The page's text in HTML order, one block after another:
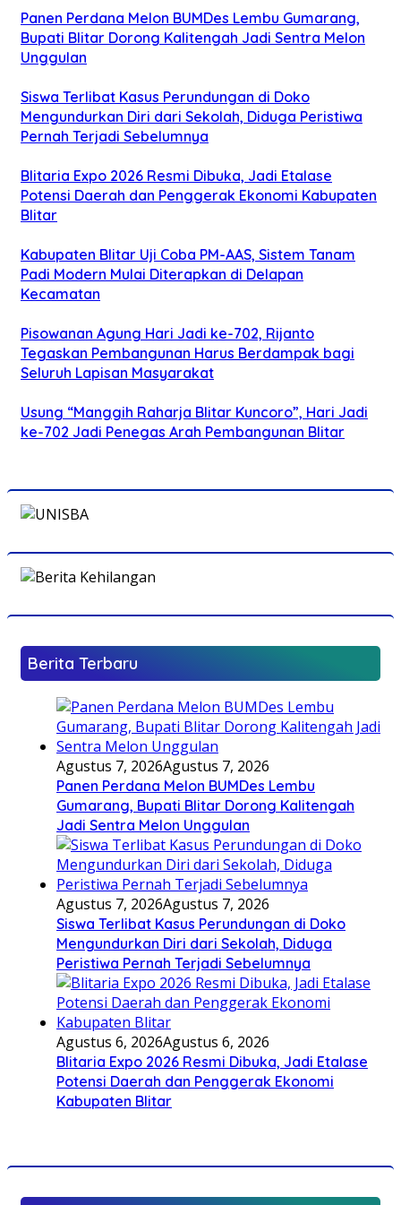
Panen Perdana Melon BUMDes Lembu Gumarang,
Bupati Blitar Dorong Kalitengah Jadi Sentra Melon
Unggulan
Siswa Terlibat Kasus Perundungan di Doko
Mengundurkan Diri dari Sekolah, Diduga Peristiwa
Pernah Terjadi Sebelumnya
Blitaria Expo 2026 Resmi Dibuka, Jadi Etalase
Potensi Daerah dan Penggerak Ekonomi Kabupaten
Blitar
Kabupaten Blitar Uji Coba PM-AAS, Sistem Tanam
Padi Modern Mulai Diterapkan di Delapan
Kecamatan
Pisowanan Agung Hari Jadi ke-702, Rijanto
Tegaskan Pembangunan Harus Berdampak bagi
Seluruh Lapisan Masyarakat
Usung “Manggih Raharja Blitar Kuncoro”, Hari Jadi
ke-702 Jadi Penegas Arah Pembangunan Blitar
Berita Terbaru
Agustus 7, 2026Agustus 7, 2026
Panen Perdana Melon BUMDes Lembu
Gumarang, Bupati Blitar Dorong Kalitengah
Jadi Sentra Melon Unggulan
Agustus 7, 2026Agustus 7, 2026
Siswa Terlibat Kasus Perundungan di Doko
Mengundurkan Diri dari Sekolah, Diduga
Peristiwa Pernah Terjadi Sebelumnya
Agustus 6, 2026Agustus 6, 2026
Blitaria Expo 2026 Resmi Dibuka, Jadi Etalase
Potensi Daerah dan Penggerak Ekonomi
Kabupaten Blitar